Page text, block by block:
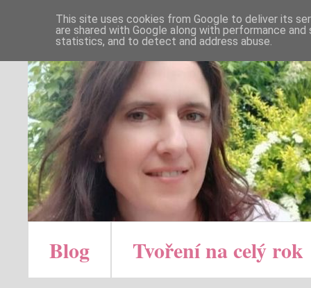
Blog Tvoření na celý rok
This site uses cookies from Google to deliver its
are shared with Google along with performance
statistics, and to detect and address abuse.